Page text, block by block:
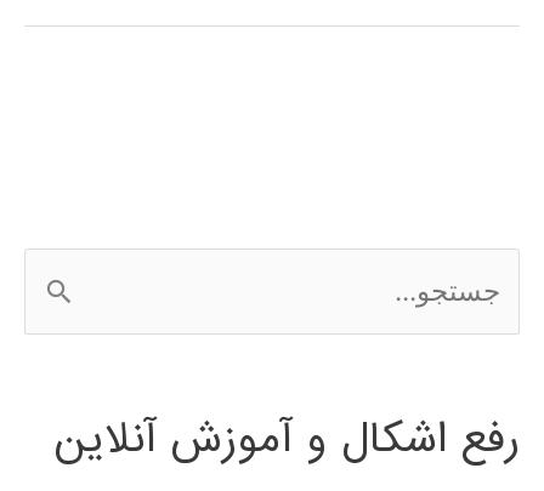
در
س
ج
رفع اشکال و آموزش آنلاین